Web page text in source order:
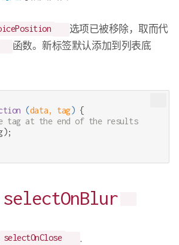
选项已被移除，取而代
函数。新标签默认添加到列表底
(data, tag) {
tag at the end of the results
selectOnBlur
selectOnClose .